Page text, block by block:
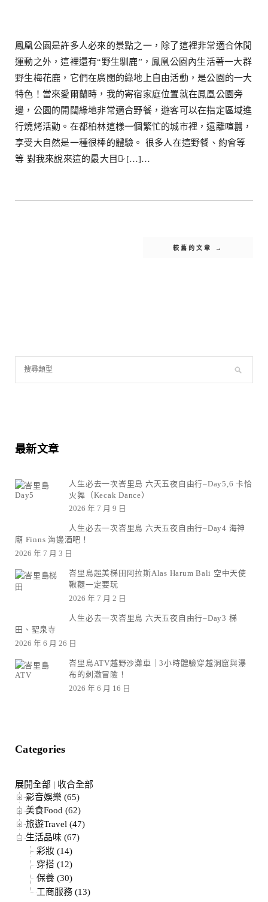
鳳凰公園是許多人必來的景點之一，除了這裡非常適合休閒
運動之外，這裡還有“野生馴鹿”，鳳凰公園內生活著一大群
野生梅花鹿，它們在廣闊的綠地上自由活動，是公園的一大
特色！當來愛爾蘭時，我的寄宿家庭位置就在鳳凰公園旁
邊，公園的開闊綠地非常適合野餐，遊客可以在指定區域進
行燒烤活動。在都柏林這樣一個繁忙的城市裡，遠離喧囂，
享受大自然是一種很棒的體驗。 很多人在這野餐、約會等
等 對我來說來這的最大目的̷ […]…
較舊的文章 →
最新文章
人生必去一次峇里島 六天五夜自由行–Day5,6 卡恰
火舞（Kecak Dance）
2026 年 7 月 9 日
人生必去一次峇里島 六天五夜自由行–Day4 海神
廟 Finns 海邊酒吧！
2026 年 7 月 3 日
峇里島超美梯田阿拉斯Alas Harum Bali 空中天使
鞦韆一定要玩
2026 年 7 月 2 日
人生必去一次峇里島 六天五夜自由行–Day3 梯
田、聖泉寺
2026 年 6 月 26 日
峇里島ATV越野沙灘車｜3小時體驗穿越洞窟與瀑
布的刺激冒險！
2026 年 6 月 16 日
Categories
展開全部 | 收合全部
影音娛樂 (65)
美食Food (62)
旅遊Travel (47)
生活品味 (67)
彩妝 (14)
穿搭 (12)
保養 (30)
工商服務 (13)